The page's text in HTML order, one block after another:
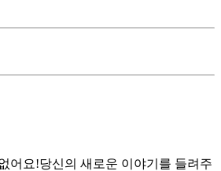
어요!당신의 새로운 이야기를 들려주